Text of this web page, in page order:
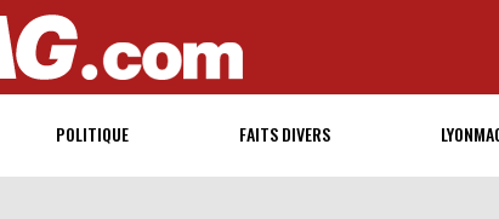
POLITIQUE FAITS DIVERS